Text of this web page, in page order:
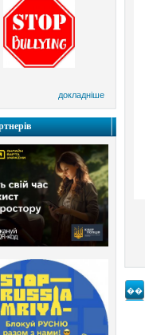
докладніше
��